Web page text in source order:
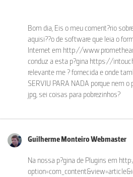
Bom dia, Eis o meu coment?rio
aquisi??o de software que leia o
Internet em http://
conduz a esta p?gina https://
relevante me ? fornecida e onde
SERVIU PARA NADA porque nem
jpg, sei coisas para pobrezinhos?
Guilherme Monteiro Webmaster
Na nossa p?gina de Plugins em